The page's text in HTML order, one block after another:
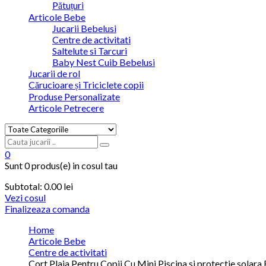
Pătuțuri
Articole Bebe
Jucarii Bebelusi
Centre de activitati
Saltelute si Tarcuri
Baby Nest Cuib Bebelusi
Jucarii de rol
Cărucioare și Triciclete copii
Produse Personalizate
Articole Petrecere
0
Sunt0 produs(e) in cosul tau
Subtotal: 0.00lei
Vezi cosul
Finalizeaza comanda
Home
Articole Bebe
Centre de activitati
Cort Plaja Pentru Copii Cu Mini Piscina si protectie solara